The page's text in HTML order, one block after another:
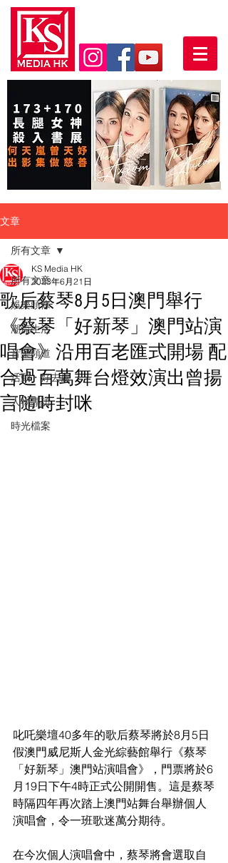
文章
所有文章
娛樂頭條
潮流生活
音樂頻道
活動・好去處
人物專訪
時光檔案
所有文章
歌后蔡琴8月5日澳門舉行
《蔡琴「好新琴」澳門站演
唱會》沿用百老匯式開場 配
合過百萬舞台燈效演出曾揚
言隨時封咪
KS Media HK
2023年6月21日
叱吒樂壇40多年的歌后蔡琴將於8月5日
假澳門威尼斯人金光綜藝館舉行《蔡琴
「好新琴」澳門站演唱會》，門票將於6
月19日下午4時正式公開開售。這是蔡琴
時隔四年再次踏上澳門站舞台舉辦個人
演唱會，令一班歌迷萬分期待。
在今次個人演唱會中，蔡琴將會選取自